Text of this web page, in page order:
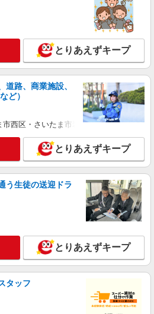
とりあえずキープ
道路、商業施設、
ど）
西区・さいたま市岩槻区・久喜市・蓮田
とりあえずキープ
う生徒の送迎ドラ
とりあえずキープ
タッフ